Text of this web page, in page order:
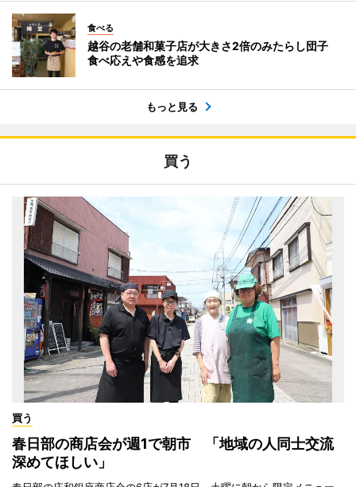
食べる
越谷の老舗和菓子店が大きさ2倍のみたらし団子
食べ応えや食感を追求
もっと見る
買う
買う
春日部の商店会が週1で朝市 「地域の人同士交流
深めてほしい」